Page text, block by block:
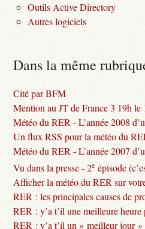
Outils Active Directory
Autres logiciels
Dans la même
Cité par BFM
Mention au JT de France 3 19h le
Météo du RER - L’année 2008
Un flux RSS pour la météo du
Météo du RER - L’année 2007
Vu dans la presse - 2e épisode
Afficher la météo du RER sur
RER : les principales causes de
RER : y’a t’il une meilleure
RER : y’a t’il un « meilleur jour »